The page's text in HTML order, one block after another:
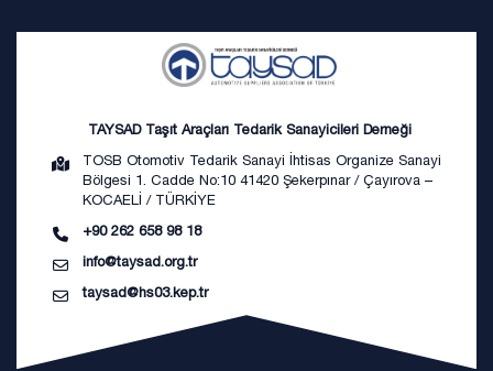
TAYSAD Taşıt Araçları Tedarik Sanayicileri Derneği
TOSB Otomotiv Tedarik Sanayi İhtisas Organize Sanayi
Bölgesi 1. Cadde No:10 41420 Şekerpınar / Çayırova –
KOCAELİ / TÜRKİYE
+90 262 658 98 18
info@taysad.org.tr
taysad@hs03.kep.tr